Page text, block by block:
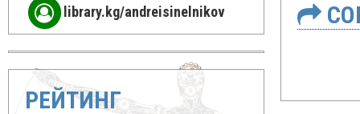
library.kg/andreisinelnikov
РЕЙТИНГ